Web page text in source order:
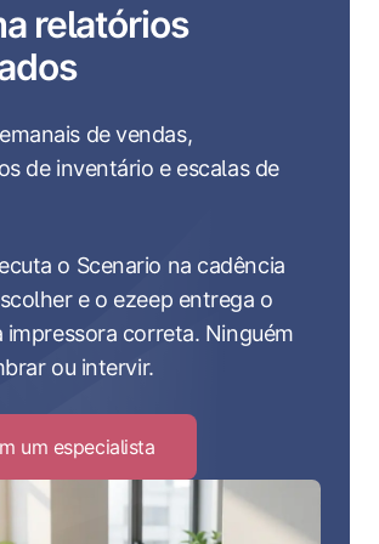
relatórios
de vendas,
de inventário e escalas de
o Scenario na cadência
e o ezeep entrega o
impressora correta. Ninguém
ou intervir.
um especialista
to
Fale
com